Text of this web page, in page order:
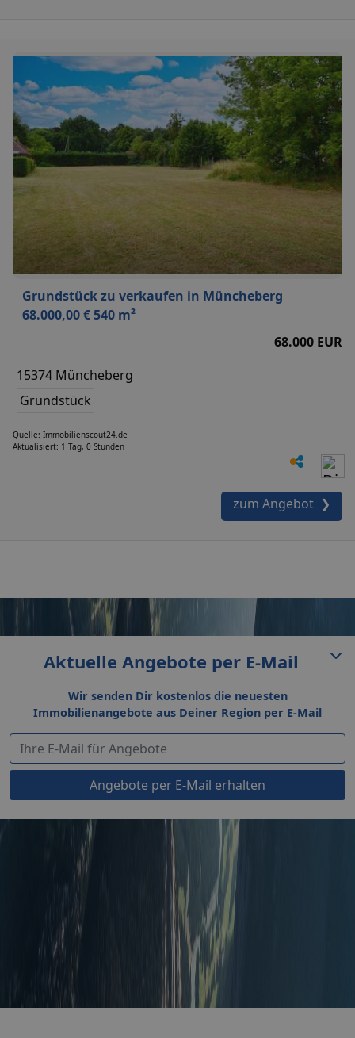
Grundstück zu verkaufen in Müncheberg
68.000,00 € 540 m²
68.000 EUR
15374 Müncheberg
Grundstück
Quelle: Immobilienscout24.de
Aktualisiert: 1 Tag, 0 Stunden
zum Angebot ❯
Aktuelle Angebote per E-Mail
Wir senden Dir kostenlos die neuesten
Immobilienangebote aus Deiner Region per E-Mail
Angebote per E-Mail erhalten